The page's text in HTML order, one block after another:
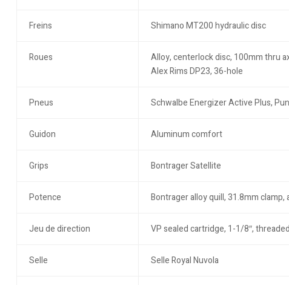
Freins Shimano MT200 hydraulic disc
Roues
Alloy, centerlock disc, 100mm thru
Alex Rims DP23, 36-hole
Pneus Schwalbe Energizer Active Plus,
Guidon Aluminum comfort
Grips Bontrager Satellite
Potence Bontrager alloy quill, 31.8mm
Jeu de direction VP sealed cartridge, 1-1/8″, threaded
Selle Selle Royal Nuvola